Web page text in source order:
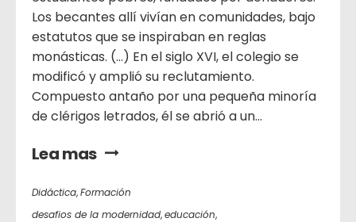
Los becantes allí vivían en comunidades, bajo
estatutos que se inspiraban en reglas
monásticas. (…) En el siglo XVI, el colegio se
modificó y amplió su reclutamiento.
Compuesto antaño por una pequeña minoría
de clérigos letrados, él se abrió a un...
Lea mas
Didáctica,Formación
desafios de la modernidad,educación,